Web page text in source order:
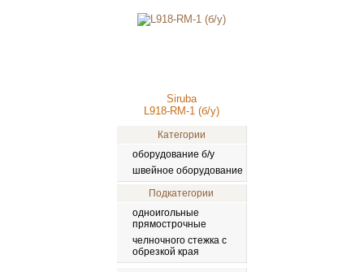
Siruba
L918-RM-1 (б/у)
Категории
оборудование б/у
швейное оборудование
Подкатегории
одноигольные
прямострочные
челночного стежка с
обрезкой края